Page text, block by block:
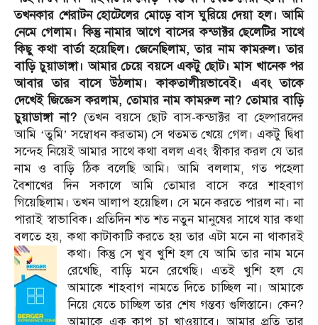
তখনকার শেরাটন হোটেলের মোড়ে বাস ঘুরিয়ে দেয়া হল। আমি
নেমে গেলাম। কিন্তু নামার আগে বাসের কন্ডাক্টর ছেলেটির সাথে
কিছু কথা বার্তা হয়েছিল। জেনেছিলাম, তার নাম কামরুল। তার
বাড়ি চুয়াডাঙ্গা। আমার চেয়ে বয়সে একটু ছোট। মাস খানেক পর
আবার তার বাসে উঠলাম। কাকতালীয়ভাবেই। এবং তাকে
দেখেই জিজ্ঞেস করলাম, তোমার নাম কামরুল না? তোমার বাড়ি
চুয়াডাঙ্গা না? (তখন বয়সে ছোট বাস-কন্ডাক্টর বা হেল্পারদের
আমি ‘তুমি’ সম্বোধন করতাম) সে থতমত খেয়ে গেল। একটু দ্বিধা
সন্দেহ নিয়েই আমার সাথে কথা বলল এবং স্বীকার করল যে তার
নাম ও বাড়ি ঠিক বলেছি আমি। আমি বললাম, গত পহেলা
বৈশাখের দিন সকালে আমি তোমার বাসে করে শাহবাগ
গিয়েছিলাম। তখন আলাপ হয়েছিল। সে মনে করতে পারল না। না
পারাই স্বাভাবিক। প্রতিদিন শত শত নতুন মানুষের সাথে যার কথা
বলতে হয়, কথা কাটাকাটি করতে হয় তার এটা মনে না থাকারই
কথা।কিন্তু সে খুব খুশি হল যে আমি তার নাম মনে
রেখেছি, বাড়ি মনে রেখেছি। এতই খুশি হল যে
আমাকে শাহবাগ নামতে দিতে চাচ্ছিল না। আমাকে
নিয়ে যেতে চাচ্ছিল তার শেষ গন্তব্য গুলিস্তানে। কেন?
আমাকে এক কাপ চা খাওয়াবে। আমার প্রতি তার